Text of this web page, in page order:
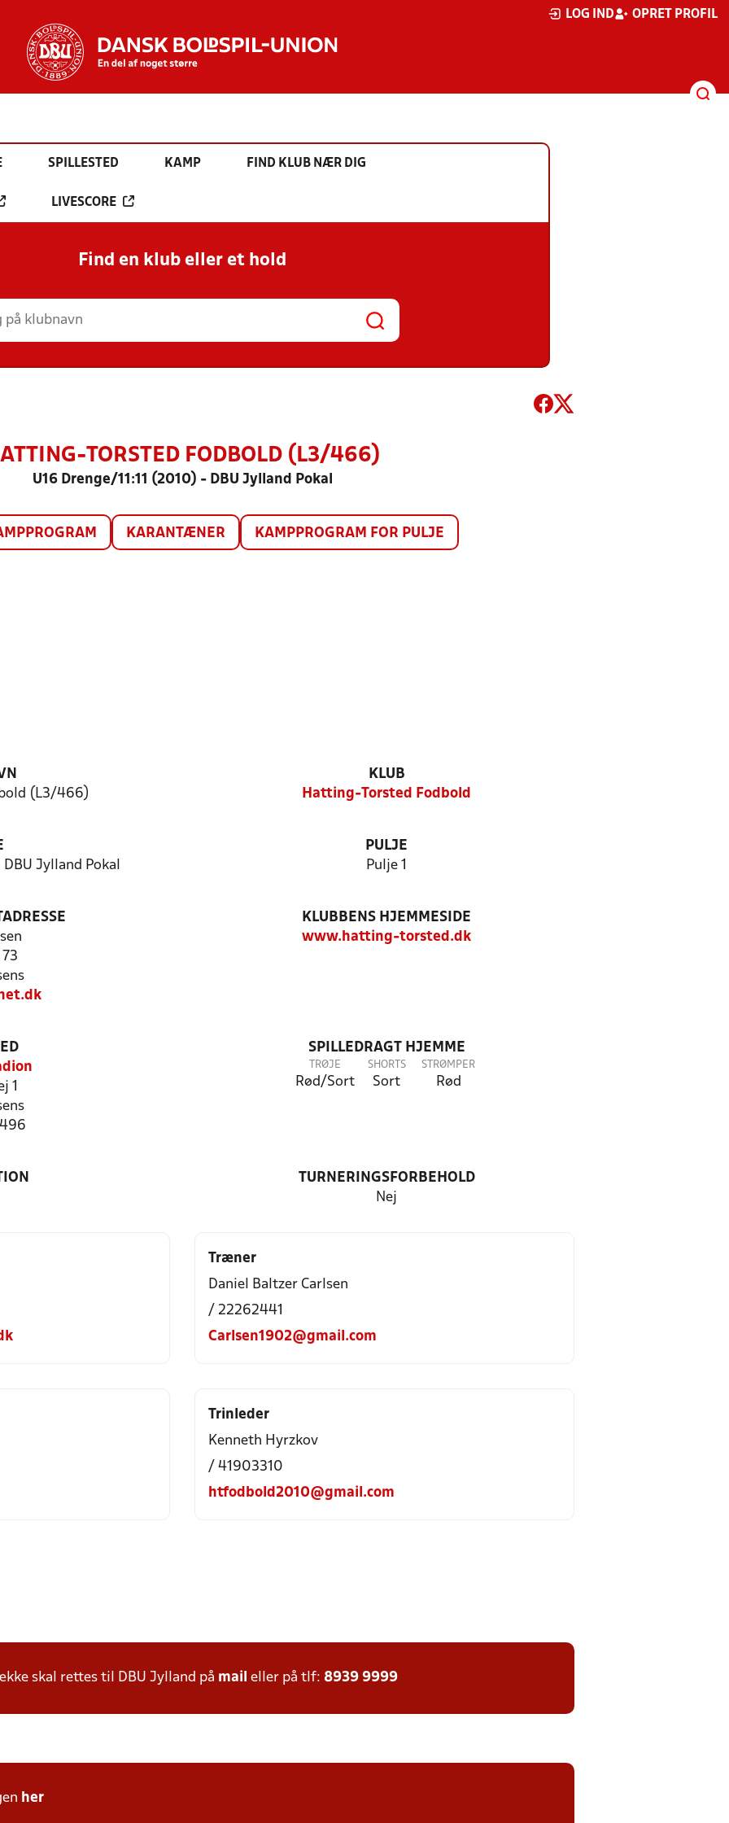
LOG IND OPRET PROFIL
SPILLESTED KAMP FIND KLUB NÆR DIG
LIVESCORE
Find en klub eller et hold
TORSTED FODBOLD (L3/466)
U16 Drenge/11:11 (2010) - DBU Jylland Pokal
KARANTÆNER KAMPPROGRAM FOR PULJE
(L3/466)
KLUB
Hatting-Torsted Fodbold
Jylland Pokal
PULJE
Pulje 1
KLUBBENS HJEMMESIDE
www.hatting-torsted.dk
1
SPILLEDRAGT HJEMME
TRØJE
Rød/Sort
SHORTS
Sort
STRØMPER
Rød
TURNERINGSFORBEHOLD
Nej
Træner
Daniel Baltzer Carlsen
/ 22262441
Carlsen1902@gmail.com
Trinleder
Kenneth Hyrzkov
/ 41903310
htfodbold2010@gmail.com
skal rettes til DBU Jylland på mail eller på tlf: 8939 9999
her